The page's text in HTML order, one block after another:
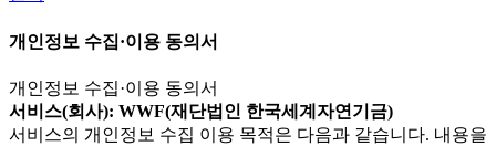
개인정보 수집·이용 동의서
개인정보 수집·이용 동의서
서비스(회사): WWF(재단법인 한국세계자연기금)
서비스의 개인정보 수집 이용 목적은 다음과 같습니다. 내용을